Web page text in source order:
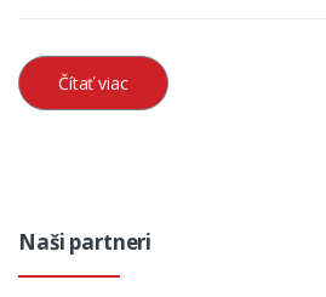
Čítať viac
Naši partneri